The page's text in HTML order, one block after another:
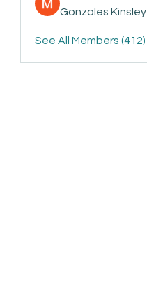
Gonzales Kinsley
See All Members (412)